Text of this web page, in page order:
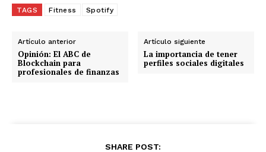
TAGS Fitness Spotify
Artículo anterior
Opinión: El ABC de
Blockchain para
profesionales de finanzas
Artículo siguiente
La importancia de tener
perfiles sociales digitales
SHARE POST: